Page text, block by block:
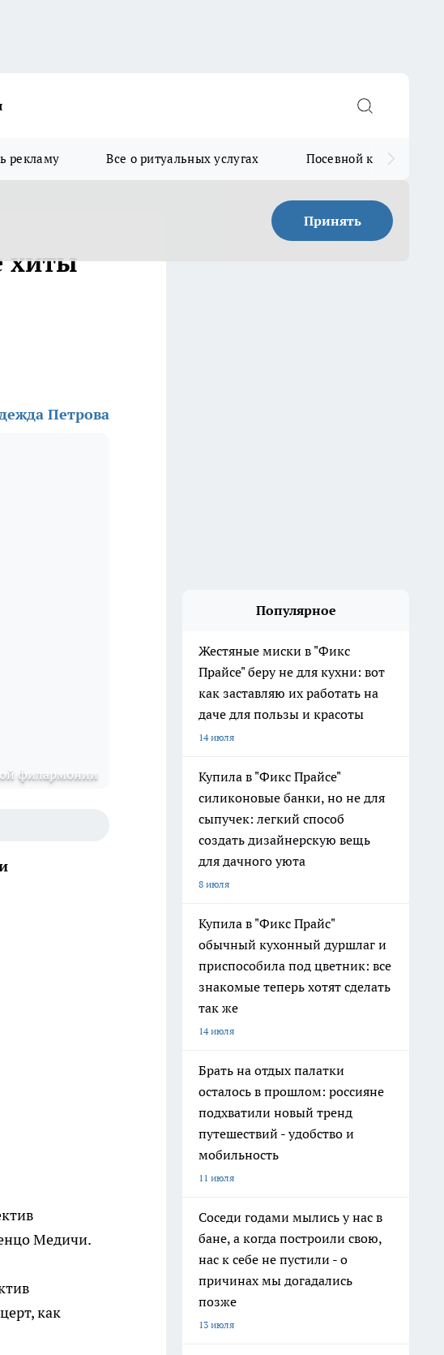
рекламу Все о ритуальных услугах Посевной календарь
Принять
хиты
Петрова
филармонии
Медичи.
как
Популярное
Жестяные миски в "Фикс
Прайсе" беру не для кухни: вот
как заставляю их работать на
даче для пользы и красоты
14 июля
Купила в "Фикс Прайсе"
силиконовые банки, но не для
сыпучек: легкий способ
создать дизайнерскую вещь
для дачного уюта
8 июля
Купила в "Фикс Прайс"
обычный кухонный дуршлаг и
приспособила под цветник: все
знакомые теперь хотят сделать
так же
14 июля
Брать на отдых палатки
осталось в прошлом: россияне
подхватили новый тренд
путешествий - удобство и
мобильность
11 июля
Соседи годами мылись у нас в
бане, а когда построили свою,
нас к себе не пустили - о
причинах мы догадались
позже
13 июля